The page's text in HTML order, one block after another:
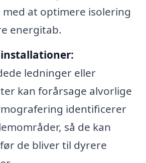
at optimere isolering
energitab.
ledninger eller
kan forårsage alvorlige
identificerer
så de kan
de bliver til dyrere